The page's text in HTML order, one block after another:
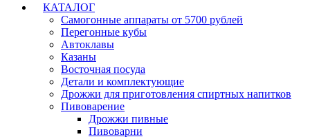
КАТАЛОГ
Самогонные аппараты от 5700 рублей
Перегонные кубы
Автоклавы
Казаны
Восточная посуда
Детали и комплектующие
Дрожжи для приготовления спиртных напитков
Пивоварение
Дрожжи пивные
Пивоварни